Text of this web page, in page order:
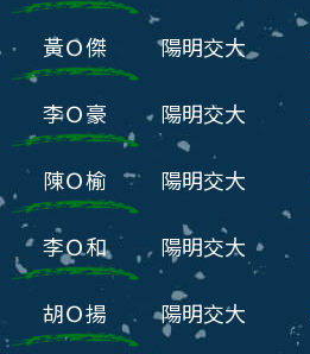
黃Ｏ傑 陽明交大
李Ｏ豪 陽明交大
陳Ｏ榆 陽明交大
李Ｏ和 陽明交大
胡Ｏ揚 陽明交大